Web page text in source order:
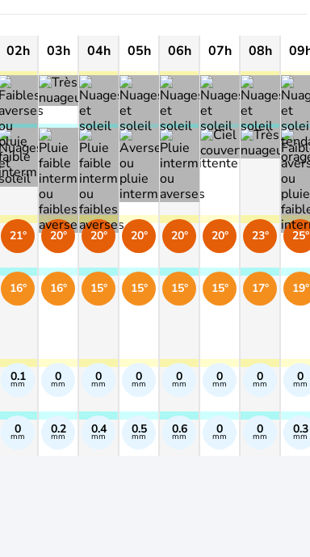
02h 03h 04h 05h 06h 07h 08h
21°
16°
0.1
mm
0
mm
20°
16°
0
mm
0.2
mm
20°
15°
0
mm
0.4
mm
20°
15°
0
mm
0.5
mm
20°
15°
0
mm
0.6
mm
20°
15°
0
mm
0
mm
23°
17°
0
mm
0
mm
25°
19°
0
mm
0.3
mm